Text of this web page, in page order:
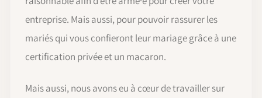
entreprise. Mais aussi, pour pouvoir rassurer les
mariés qui vous confieront leur mariage grâce à une
certification privée et un macaron.
Mais aussi, nous avons eu à cœur de travailler sur